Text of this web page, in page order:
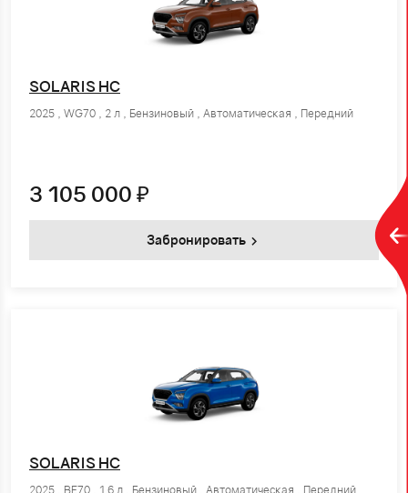
SOLARIS HC
2025 , WG70 , 2 л , Бензиновый , Автоматическая , Передний
3 105 000 ₽
Забронировать
SOLARIS HC
2025 , BE70 , 1.6 л , Бензиновый , Автоматическая , Передний